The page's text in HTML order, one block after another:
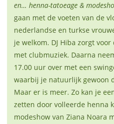
en… henna-tatoeage &
gaan met de voeten van de
nederlandse en turkse
je welkom. DJ Hiba zorgt
met clubmuziek. Daarna
17.00 uur over met een
waarbij je natuurlijk gewoon
Maar er is meer. Zo kan je
zetten door volleerde henna
modeshow van Ziana Noara